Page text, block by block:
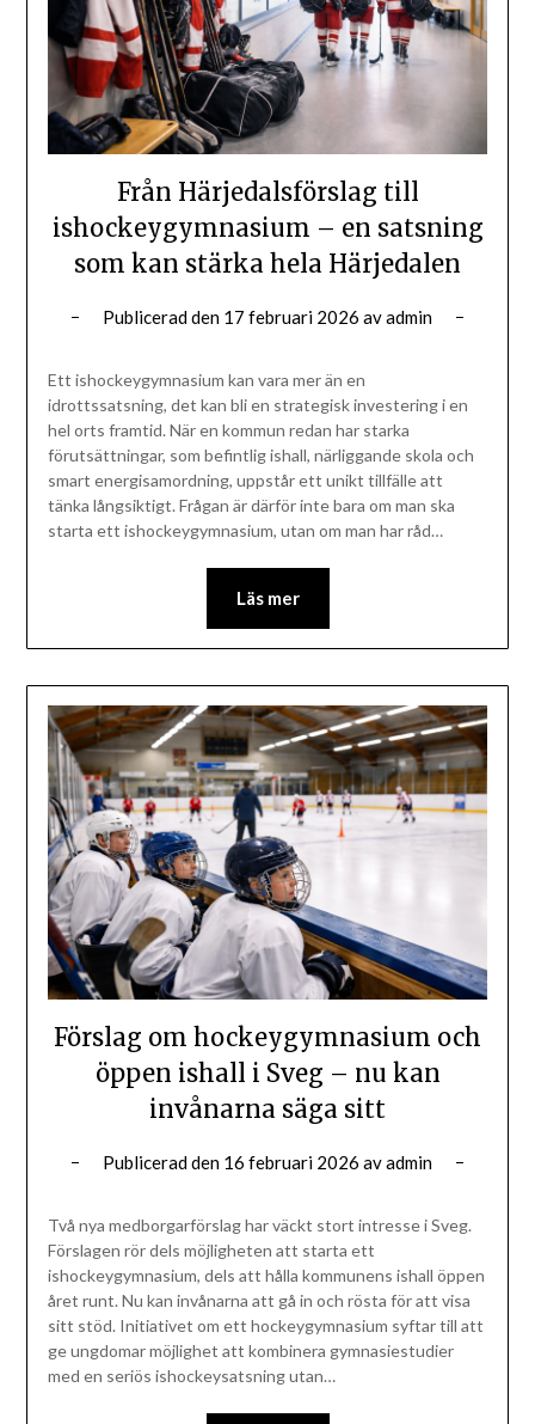
Från Härjedalsförslag till
ishockeygymnasium – en satsning
som kan stärka hela Härjedalen
Publicerad den 17 februari 2026 avadmin
Ett ishockeygymnasium kan vara mer än en
idrottssatsning, det kan bli en strategisk investering i en
hel orts framtid. När en kommun redan har starka
förutsättningar, som befintlig ishall, närliggande skola och
smart energisamordning, uppstår ett unikt tillfälle att
tänka långsiktigt. Frågan är därför inte bara om man ska
starta ett ishockeygymnasium, utan om man har råd…
Läs mer
Förslag om hockeygymnasium och
öppen ishall i Sveg – nu kan
invånarna säga sitt
Publicerad den 16 februari 2026 avadmin
Två nya medborgarförslag har väckt stort intresse i Sveg.
Förslagen rör dels möjligheten att starta ett
ishockeygymnasium, dels att hålla kommunens ishall öppen
året runt. Nu kan invånarna att gå in och rösta för att visa
sitt stöd. Initiativet om ett hockeygymnasium syftar till att
ge ungdomar möjlighet att kombinera gymnasiestudier
med en seriös ishockeysatsning utan…